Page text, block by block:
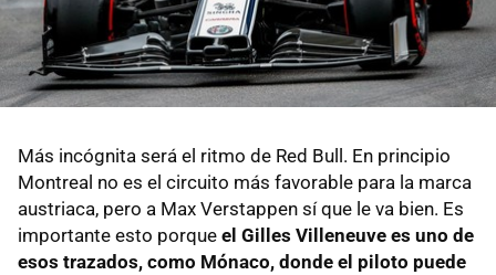
Más incógnita será el ritmo de Red Bull. En principio
Montreal no es el circuito más favorable para la marca
austriaca, pero a Max Verstappen sí que le va bien. Es
importante esto porque el Gilles Villeneuve es uno de
esos trazados, como Mónaco, donde el piloto puede